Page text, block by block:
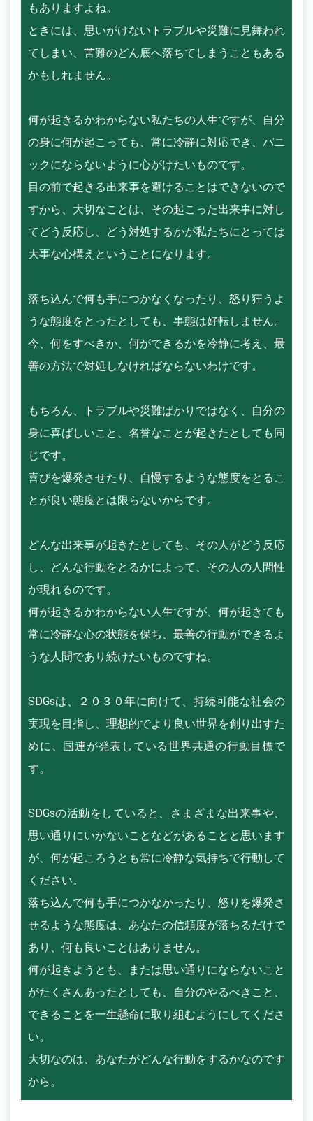
もありますよね。
ときには、思いがけないトラブルや災難に見舞われ
てしまい、苦難のどん底へ落ちてしまうこともある
かもしれません。
何が起きるかわからない私たちの人生ですが、自分
の身に何が起こっても、常に冷静に対応でき、パニ
ックにならないように心がけたいものです。
目の前で起きる出来事を避けることはできないので
すから、大切なことは、その起こった出来事に対し
てどう反応し、どう対処するかが私たちにとっては
大事な心構えということになります。
落ち込んで何も手につかなくなったり、怒り狂うよ
うな態度をとったとしても、事態は好転しません。
今、何をすべきか、何ができるかを冷静に考え、最
善の方法で対処しなければならないわけです。
もちろん、トラブルや災難ばかりではなく、自分の
身に喜ばしいこと、名誉なことが起きたとしても同
じです。
喜びを爆発させたり、自慢するような態度をとるこ
とが良い態度とは限らないからです。
どんな出来事が起きたとしても、その人がどう反応
し、どんな行動をとるかによって、その人の人間性
が現れるのです。
何が起きるかわからない人生ですが、何が起きても
常に冷静な心の状態を保ち、最善の行動ができるよ
うな人間であり続けたいものですね。
SDGsは、２０３０年に向けて、持続可能な社会の
実現を目指し、理想的でより良い世界を創り出すた
めに、国連が発表している世界共通の行動目標で
す。
SDGsの活動をしていると、さまざまな出来事や、
思い通りにいかないことなどがあることと思います
が、何が起ころうとも常に冷静な気持ちで行動して
ください。
落ち込んで何も手につかなかったり、怒りを爆発さ
せるような態度は、あなたの信頼度が落ちるだけで
あり、何も良いことはありません。
何が起きようとも、または思い通りにならないこと
がたくさんあったとしても、自分のやるべきこと、
できることを一生懸命に取り組むようにしてくださ
い。
大切なのは、あなたがどんな行動をするかなのです
から。